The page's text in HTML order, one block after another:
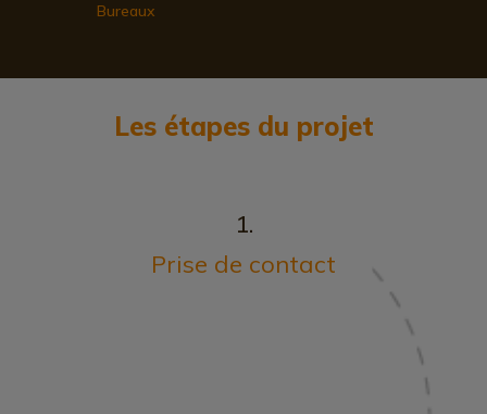
Bureaux
Les étapes du projet
1.
Prise de contact